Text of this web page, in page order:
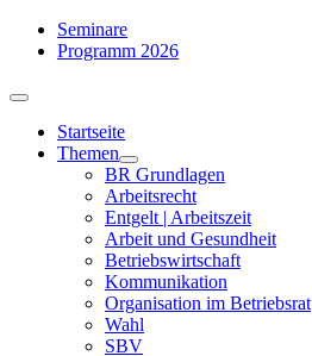
Zum
Inhalt
Seminare
Programm 2026
Toggle
NavigationStartseite
Themen
BR Grundlagen
Arbeits­recht
Entgelt | Arbeitszeit
Arbeit und Gesundheit
Betriebswirtschaft
Kommuni­kation
Organisation im Betriebsrat
Wahl
SBV